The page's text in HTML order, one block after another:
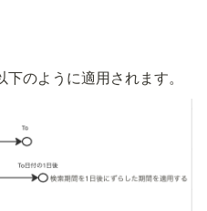
のように適用されます。